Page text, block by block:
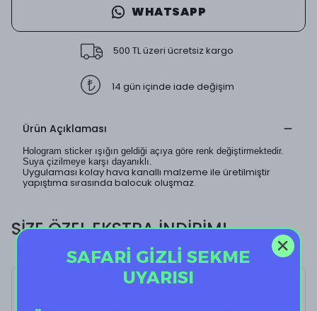
WHATSAPP
500 TL üzeri ücretsiz kargo
14 gün içinde iade değişim
Ürün Açıklaması
Hologram sticker ışığın geldiği açıya göre renk değiştirmektedir.
Suya çizilmeye karşı dayanıklı.
Uygulaması kolay hava kanallı malzeme ile üretilmiştir
yapıştıma sırasında balocuk oluşmaz.
SİZE ÖZEL EKSTRA İNDİRİM!
SAFARİ GİZLİ SEKME
UYARISI